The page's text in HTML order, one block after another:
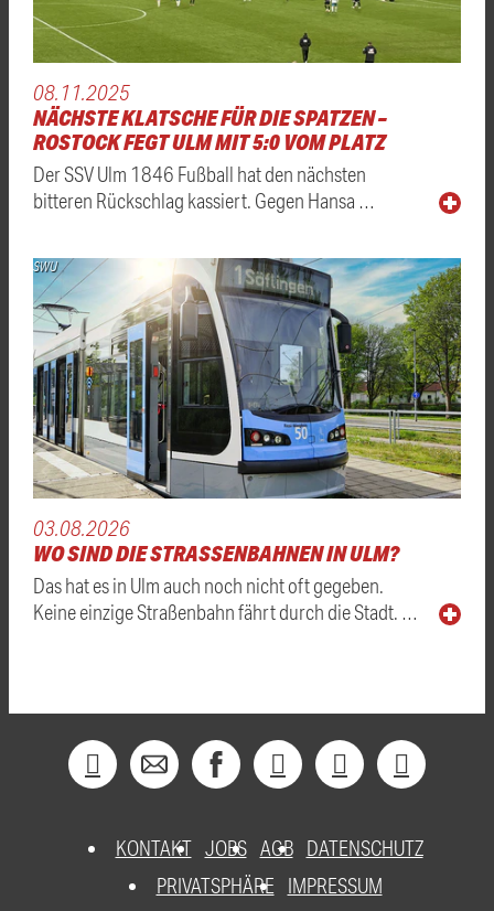
08.11.2025
NÄCHSTE KLATSCHE FÜR DIE SPATZEN –
ROSTOCK FEGT ULM MIT 5:0 VOM PLATZ
Der SSV Ulm 1846 Fußball hat den nächsten
bitteren Rückschlag kassiert. Gegen Hansa …
SWU
03.08.2026
WO SIND DIE STRASSENBAHNEN IN ULM?
Das hat es in Ulm auch noch nicht oft gegeben.
Keine einzige Straßenbahn fährt durch die Stadt. …
KONTAKT JOBS AGB DATENSCHUTZ
PRIVATSPHÄRE
IMPRESSUM